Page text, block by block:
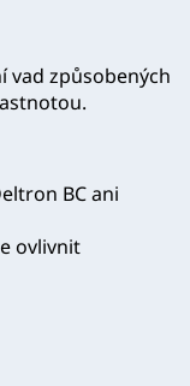
vad způsobených
BC ani
ovlivnit